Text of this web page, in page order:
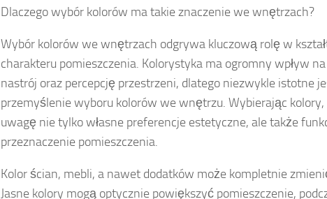
Dlaczego wybór kolorów ma takie znaczenie we wnętrzach?
Wybór kolorów we wnętrzach odgrywa kluczową rolę w
charakteru pomieszczenia. Kolorystyka ma ogromny wpływ
nastrój oraz percepcję przestrzeni, dlatego niezwykle istotne
przemyślenie wyboru kolorów we wnętrzu. Wybierając
uwagę nie tylko własne preferencje estetyczne, ale także
przeznaczenie pomieszczenia.
Kolor ścian, mebli, a nawet dodatków może kompletnie
Jasne kolory mogą optycznie powiększyć pomieszczenie,